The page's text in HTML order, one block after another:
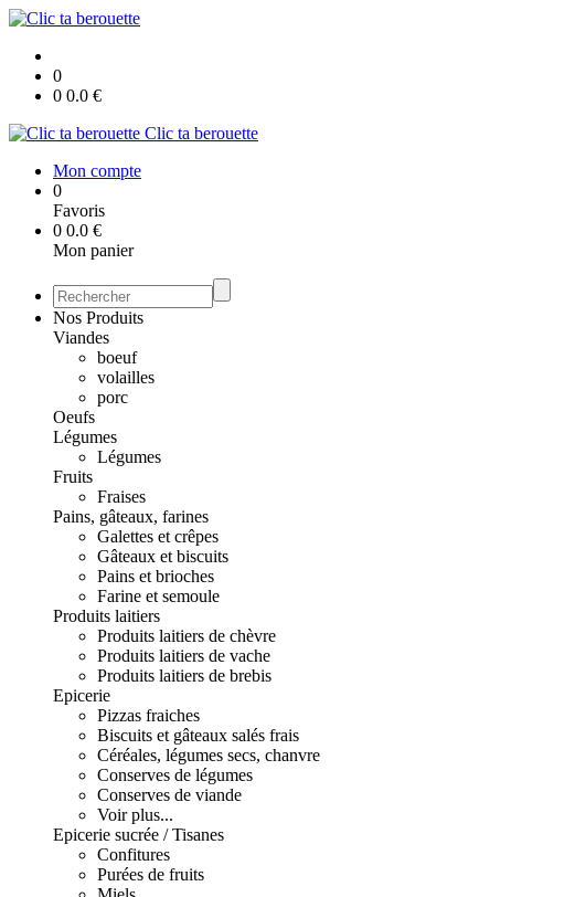
0
0 0.0 €
Clic ta berouette
Mon compte
0
Favoris
0 0.0 €
Mon panier
Nos Produits
Viandes
boeuf
volailles
porc
Oeufs
Légumes
Légumes
Fruits
Fraises
Pains, gâteaux, farines
Galettes et crêpes
Gâteaux et biscuits
Pains et brioches
Farine et semoule
Produits laitiers
Produits laitiers de chèvre
Produits laitiers de vache
Produits laitiers de brebis
Epicerie
Pizzas fraiches
Biscuits et gâteaux salés frais
Céréales, légumes secs, chanvre
Conserves de légumes
Conserves de viande
Voir plus...
Epicerie sucrée / Tisanes
Confitures
Purées de fruits